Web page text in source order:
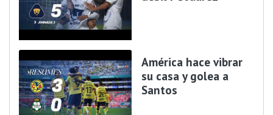
América hace vibrar
su casa y golea a
Santos